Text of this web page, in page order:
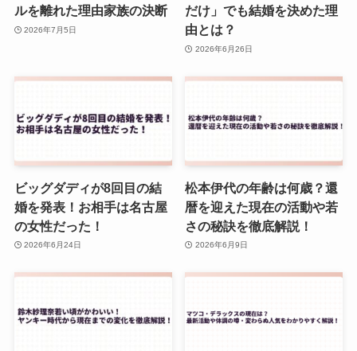
ルを離れた理由家族の決断
2026年7月5日
だけ」でも結婚を決めた理
由とは？
2026年6月26日
ビッグダディが8回目の結
婚を発表！お相手は名古屋
の女性だった！
2026年6月24日
松本伊代の年齢は何歳？還
暦を迎えた現在の活動や若
さの秘訣を徹底解説！
2026年6月9日